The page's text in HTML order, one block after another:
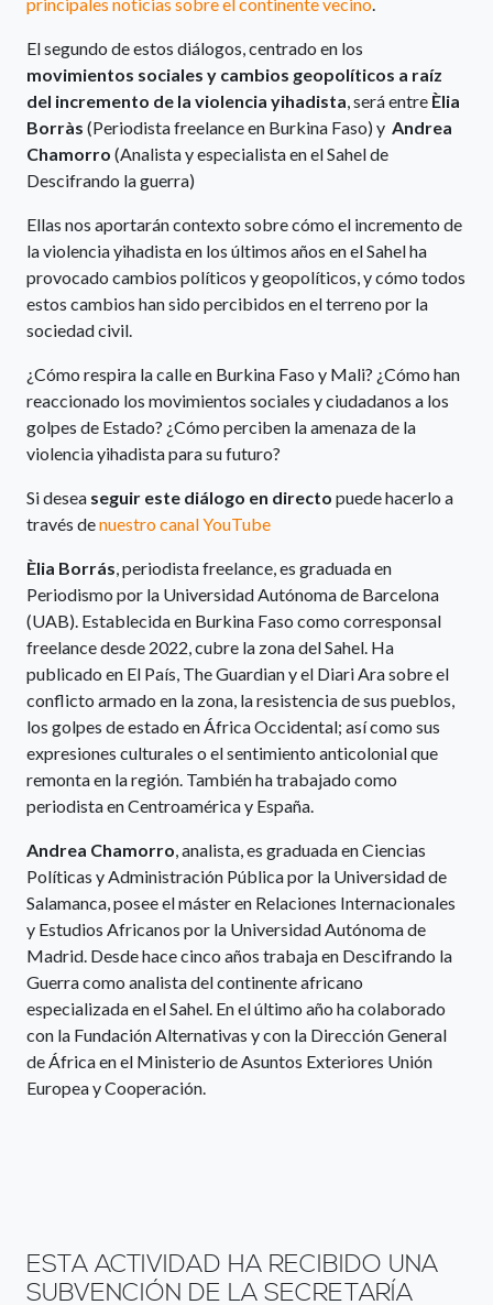
El segundo de estos diálogos, centrado en los
movimientos sociales y cambios geopolíticos a raíz
del incremento de la violencia yihadista, será entre Èlia
Borràs (Periodista freelance en Burkina Faso) y Andrea
Chamorro (Analista y especialista en el Sahel de
Descifrando la guerra)
Ellas nos aportarán contexto sobre cómo el incremento de
la violencia yihadista en los últimos años en el Sahel ha
provocado cambios políticos y geopolíticos, y cómo todos
estos cambios han sido percibidos en el terreno por la
sociedad civil.
¿Cómo respira la calle en Burkina Faso y Mali? ¿Cómo han
reaccionado los movimientos sociales y ciudadanos a los
golpes de Estado? ¿Cómo perciben la amenaza de la
violencia yihadista para su futuro?
Si desea seguir este diálogo en directo puede hacerlo a
través denuestro canal YouTube
Èlia Borrás, periodista freelance, es graduada en
Periodismo por la Universidad Autónoma de Barcelona
(UAB). Establecida en Burkina Faso como corresponsal
freelance desde 2022, cubre la zona del Sahel. Ha
publicado en El País, The Guardian y el Diari Ara sobre el
conflicto armado en la zona, la resistencia de sus pueblos,
los golpes de estado en África Occidental; así como sus
expresiones culturales o el sentimiento anticolonial que
remonta en la región. También ha trabajado como
periodista en Centroamérica y España.
Andrea Chamorro, analista, es graduada en Ciencias
Políticas y Administración Pública por la Universidad de
Salamanca, posee el máster en Relaciones Internacionales
y Estudios Africanos por la Universidad Autónoma de
Madrid. Desde hace cinco años trabaja en Descifrando la
Guerra como analista del continente africano
especializada en el Sahel. En el último año ha colaborado
con la Fundación Alternativas y con la Dirección General
de África en el Ministerio de Asuntos Exteriores Unión
Europea y Cooperación.
ESTA ACTIVIDAD HA RECIBIDO UNA
SUBVENCIÓN DE LA SECRETARÍA